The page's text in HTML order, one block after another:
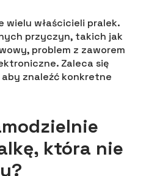
wielu właścicieli pralek.
przyczyn, takich jak
problem z zaworem
Zaleca się
znaleźć konkretne
która nie